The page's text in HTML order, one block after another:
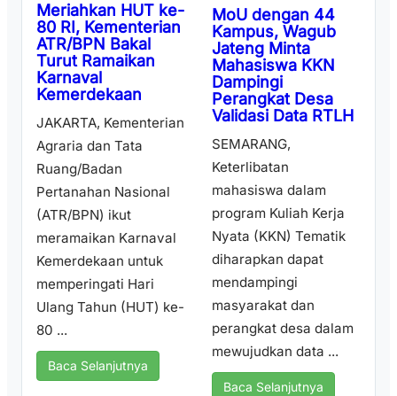
Meriahkan HUT ke-
80 RI, Kementerian
ATR/BPN Bakal
Turut Ramaikan
Karnaval
Kemerdekaan
JAKARTA, Kementerian
Agraria dan Tata
Ruang/Badan
Pertanahan Nasional
(ATR/BPN) ikut
meramaikan Karnaval
Kemerdekaan untuk
memperingati Hari
Ulang Tahun (HUT) ke-
80 ...
Baca Selanjutnya
MoU dengan 44
Kampus, Wagub
Jateng Minta
Mahasiswa KKN
Dampingi
Perangkat Desa
Validasi Data RTLH
SEMARANG,
Keterlibatan
mahasiswa dalam
program Kuliah Kerja
Nyata (KKN) Tematik
diharapkan dapat
mendampingi
masyarakat dan
perangkat desa dalam
mewujudkan data ...
Baca Selanjutnya